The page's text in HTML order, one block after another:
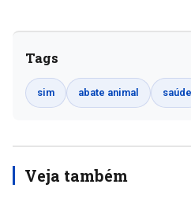
Tags
sim abate animal saúde
Veja também